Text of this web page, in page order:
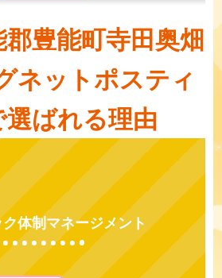
豊能町寺田奥畑
ネットポスティ
ばれる理由
体制マネージメント